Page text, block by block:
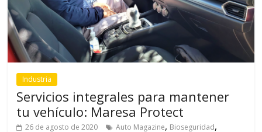
Industria
Servicios integrales para mantener
tu vehículo: Maresa Protect
26 de agosto de 2020 Auto Magazine, Bioseguridad,